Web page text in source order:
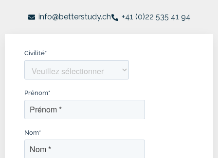
info@betterstudy.ch +41 (0)22 535 41 94
Civilité*
Prénom*
Nom*